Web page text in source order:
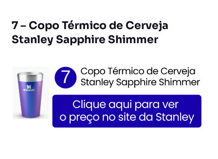
7 – Copo Térmico de Cerveja
Stanley Sapphire Shimmer